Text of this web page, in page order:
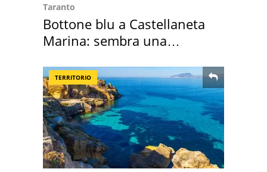
Taranto
Bottone blu a Castellaneta
Marina: sembra una
TERRITORIO